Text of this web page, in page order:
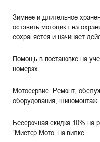
Зимнее и длительное
оставить мотоцикл на
сохраняется и начинает
Помощь в постановке на
номерах
Мотосервис. Ремонт,
оборудования, шиномонтаж
Бессрочная скидка 10% на
“Мистер Мото” на вилке